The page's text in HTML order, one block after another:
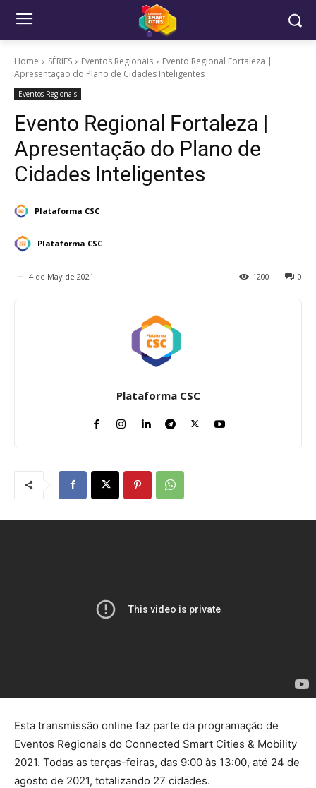
Home SÉRIES Eventos Regionais
Evento Regional Fortaleza |
Apresentação do Plano de Cidades Inteligentes
Eventos Regionais
Evento Regional Fortaleza |
Apresentação do Plano de
Cidades Inteligentes
Plataforma CSC
Plataforma CSC
4 de May de 2021 0
1200
Plataforma CSC
Esta transmissão online faz parte da programação de
Eventos Regionais do Connected Smart Cities & Mobility
2021. Todas as terças-feiras, das 9:00​​ às 13:00​​, até 24 de
agosto de 2021, totalizando 27 cidades.